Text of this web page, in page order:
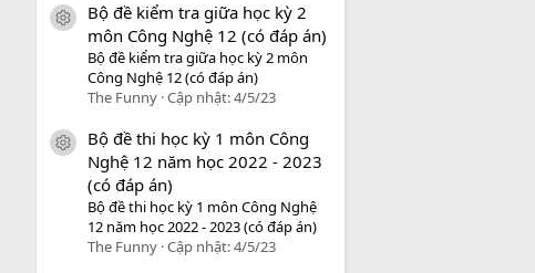
icon tài liệu
Bộ đề kiểm tra giữa học kỳ 2
môn Công Nghệ 12 (có đáp án)
Bộ đề kiểm tra giữa học kỳ 2 môn
Công Nghệ 12 (có đáp án)
The Funny Cập nhật:4/5/23
icon tài liệu
Bộ đề thi học kỳ 1 môn Công
Nghệ 12 năm học 2022 - 2023
(có đáp án)
Bộ đề thi học kỳ 1 môn Công Nghệ
12 năm học 2022 - 2023 (có đáp án)
The Funny Cập nhật:4/5/23